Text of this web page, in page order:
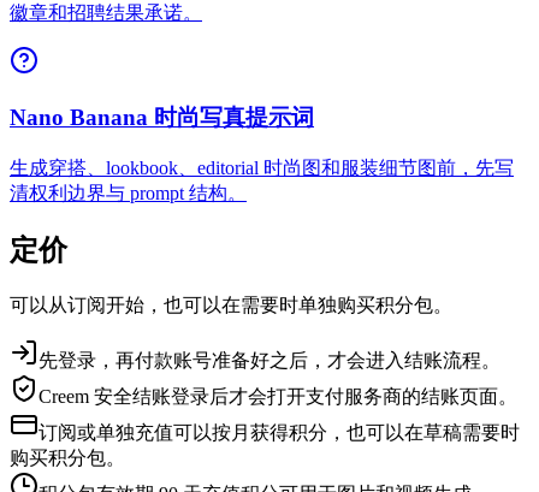
徽章和招聘结果承诺。
Nano Banana 时尚写真提示词
生成穿搭、lookbook、editorial 时尚图和服装细节图前，先写
清权利边界与 prompt 结构。
定价
可以从订阅开始，也可以在需要时单独购买积分包。
先登录，再付款账号准备好之后，才会进入结账流程。
Creem 安全结账登录后才会打开支付服务商的结账页面。
订阅或单独充值可以按月获得积分，也可以在草稿需要时
购买积分包。